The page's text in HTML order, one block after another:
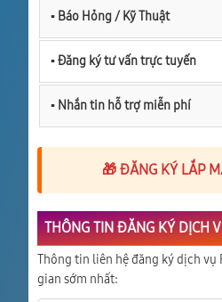
▪︎ Báo Hỏng / Kỹ Thuật
▪︎ Đăng ký tư vấn trực tuyến
▪︎ Nhắn tin hỗ trợ miễn phí
🎁 ĐĂNG KÝ LẮP
THÔNG TIN ĐĂNG KÝ DỊCH
Thông tin liên hệ đăng ký dịch vụ
gian sớm nhất: